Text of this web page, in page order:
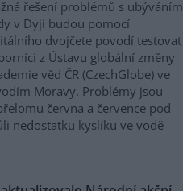
řešení problémů s ubýváním
v Dyji budou pomocí
dvojčete povodí testovat
z Ústavu globální změny
věd ČR (CzechGlobe) ve
Moravy. Problémy jsou
června a července pod
nedostatku kyslíku ve vodě